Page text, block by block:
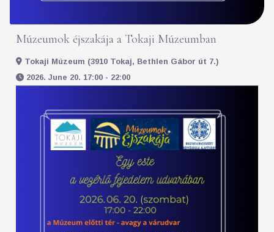
Múzeumok éjszakája a Tokaji Múzeumban
Tokaji Múzeum (3910 Tokaj, Bethlen Gábor út 7.)
2026. June 20. 17:00 - 22:00